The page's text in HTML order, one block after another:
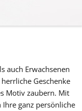
auch Erwachsenen
Geschenke
Motiv zaubern. Mit
ganz persönliche